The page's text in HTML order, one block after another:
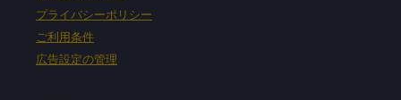
プライバシーポリシー
ご利用条件
広告設定の管理